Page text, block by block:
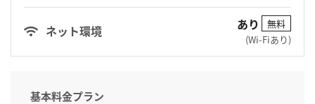
ネット環境 あり
無料
(Wi-Fiあり)
基本料金プラン